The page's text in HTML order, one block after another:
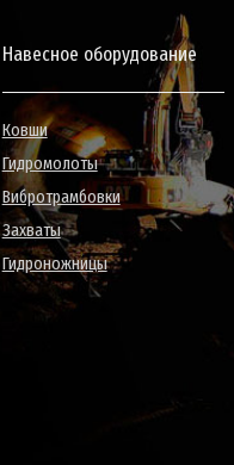
Навесное оборудование
Ковши
Гидромолоты
Вибротрамбовки
Захваты
Гидроножницы